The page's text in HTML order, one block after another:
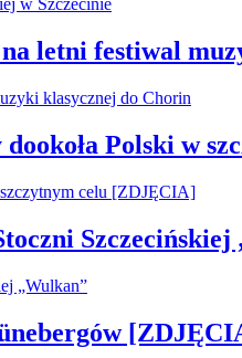
letni festiwal
Polski w